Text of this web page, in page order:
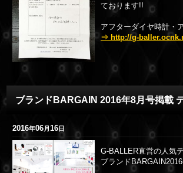
ております!!
アフターダイヤ時計・
⇒ http://g-
ブランドBARGAIN 2016年8月号掲載
2016年06月16日
G-BALLER直営の人気
ブランド